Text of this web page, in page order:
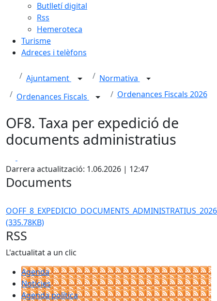
Butlletí digital
Rss
Hemeroteca
Turisme
Adreces i telèfons
Ajuntament
Normativa
Ordenances Fiscals
Ordenances Fiscals 2026
OF8. Taxa per expedició de
documents administratius
Darrera actualització: 1.06.2026 | 12:47
Documents
OOFF_8_EXPEDICIO_DOCUMENTS_ADMINISTRATIUS_2026
(335.78KB)
RSS
L'actualitat a un clic
Agenda
Notícies
Agenda política